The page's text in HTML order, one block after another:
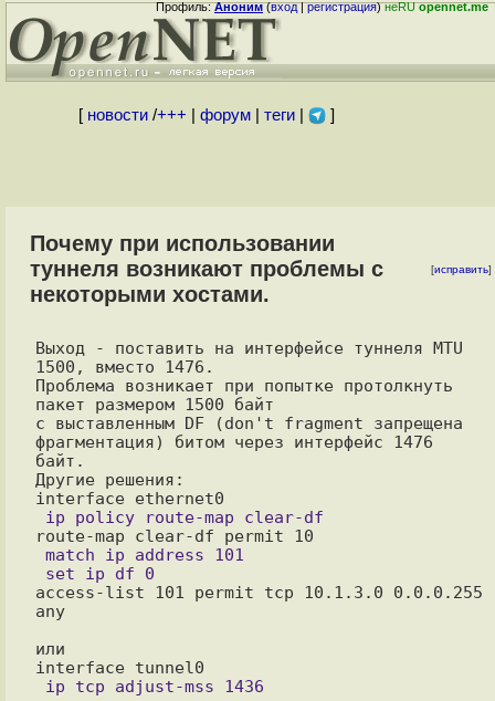
Профиль:Аноним(вход|регистрация)неRUopennet.me
[ новости/+++ форум| теги| ]
Почему при использовании
туннеля возникают проблемы с
некоторыми хостами.
[исправить]
Выход - поставить на интерфейсе туннеля MTU
1500, вместо 1476.
Проблема возникает при попытке протолкнуть
пакет размером 1500 байт
с выставленным DF (don't fragment запрещена
фрагментация) битом через интерфейс 1476
байт.
Другие решения:
access-list 101 permit tcp 10.1.3.0 0.0.0.255
any
или